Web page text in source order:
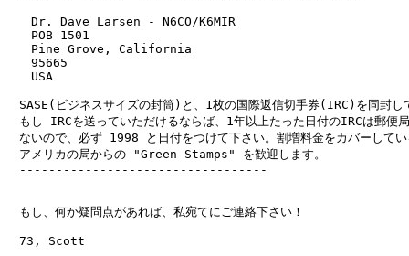
Dr. Dave Larsen - N6CO/K6MIR
POB 1501
Pine Grove, California
95665
USA
SASE(ビジネスサイズの封筒)と、1枚の国際返信切手券(IRC)を同封し
もし IRCを送っていただけるならば、1年以上たった日付のIRCは郵便
ないので、必ず 1998 と日付をつけて下さい。割増料金をカバーしてい
アメリカの局からの "Green Stamps" を歓迎します。
----------------------------------
もし、何か疑問点があれば、私宛てにご連絡下さい！
73, Scott